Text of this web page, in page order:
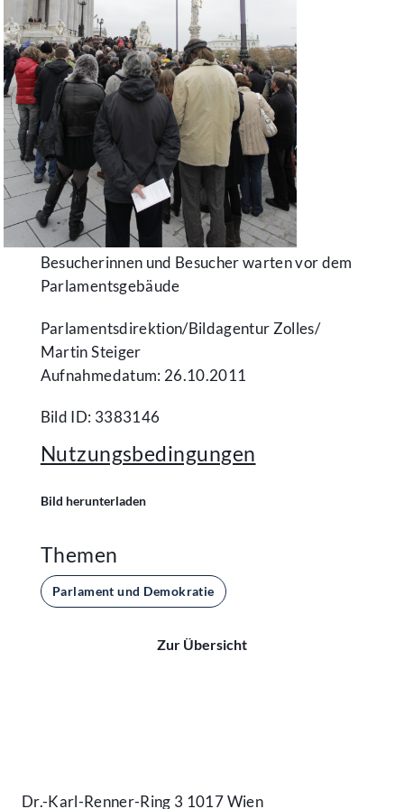
Besucherinnen und Besucher warten vor dem
Parlamentsgebäude
Parlamentsdirektion/​Bildagentur Zolles/​
Martin Steiger
Aufnahmedatum: 26.10.2011
Bild ID: 3383146
Nutzungsbedingungen
Bild herunterladen
Themen
Parlament und Demokratie
Zur Übersicht
Dr.-Karl-Renner-Ring 3 1017 Wien